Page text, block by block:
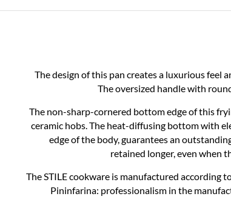
The design of this pan creates a luxurious feel
The oversized handle with
The non-sharp-cornered bottom edge of this
ceramic hobs. The heat-diffusing bottom with
edge of the body, guarantees an
retained longer, even when
The STILE cookware is manufactured according
Pininfarina: professionalism in the